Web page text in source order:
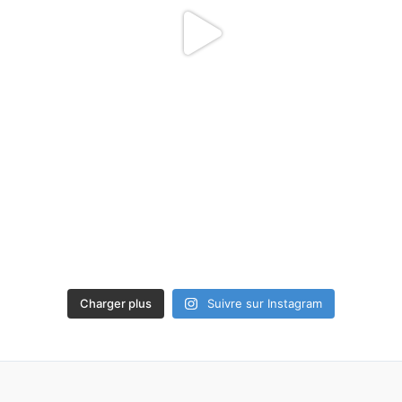
Charger plus Suivre sur Instagram